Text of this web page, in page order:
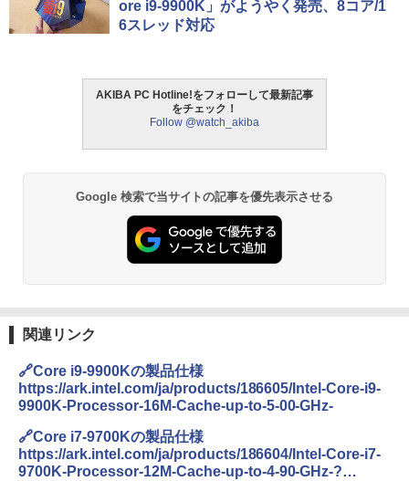
ore i9-9900K」がようやく発売、8コア/1
6スレッド対応
AKIBA PC Hotline!をフォローして最新記事
をチェック！
Follow @watch_akiba
Google 検索で当サイトの記事を優先表示させる
関連リンク
🔗Core i9-9900Kの製品仕様
https://ark.intel.com/ja/products/186605/Intel-Core-i9-
9900K-Processor-16M-Cache-up-to-5-00-GHz-
🔗Core i7-9700Kの製品仕様
https://ark.intel.com/ja/products/186604/Intel-Core-i7-
9700K-Processor-12M-Cache-up-to-4-90-GHz-?